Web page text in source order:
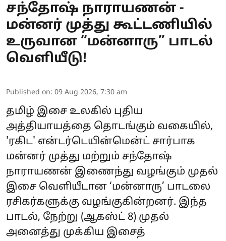
சந்தோஷ் நாராயணன் -
மன்னர் முத்து கூட்டணியில்
உருவான “மன்னாரு” பாடல்
வெளியீடு!
Published on: 09 Aug 2026, 7:30 am
தமிழ் இசை உலகில் புதிய
அத்தியாயத்தை தொடங்கும் வகையில்,
'ரகிட' என்டர்டெயின்மென்ட் சார்பாக
மன்னர் முத்து மற்றும் சந்தோஷ்
நாராயணன் இணைந்து வழங்கும் முதல்
இசை வெளியீடான ‘மன்னாரு’ பாடலை
ரசிகர்களுக்கு வழங்குகின்றனர். இந்த
பாடல், நேற்று (ஆகஸ்ட் 8) முதல்
அனைத்து முக்கிய இசைத்